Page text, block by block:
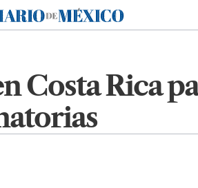
México
Costa Rica